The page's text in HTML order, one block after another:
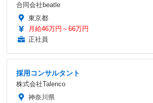
合同会社beatle
東京都
月給46万円～66万円
正社員
採用コンサルタント
株式会社Talenco
神奈川県